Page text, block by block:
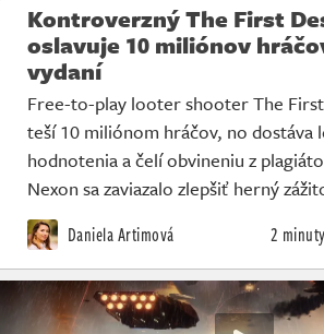
Kontroverzný The First
oslavuje 10 miliónov
vydaní
Free-to-play looter shooter The
teší 10 miliónom hráčov, no dostáva
hodnotenia a čelí obvineniu z
Nexon sa zaviazalo zlepšiť herný
Daniela Artimová 2 minuty